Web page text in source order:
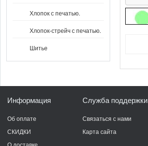
Хлопок с печатью.
Хлопок-стрейч с печатью.
Шитье
Информация
Об оплате
СКИДКИ
О доставке
Служба поддержки
Связаться с нами
Карта сайта